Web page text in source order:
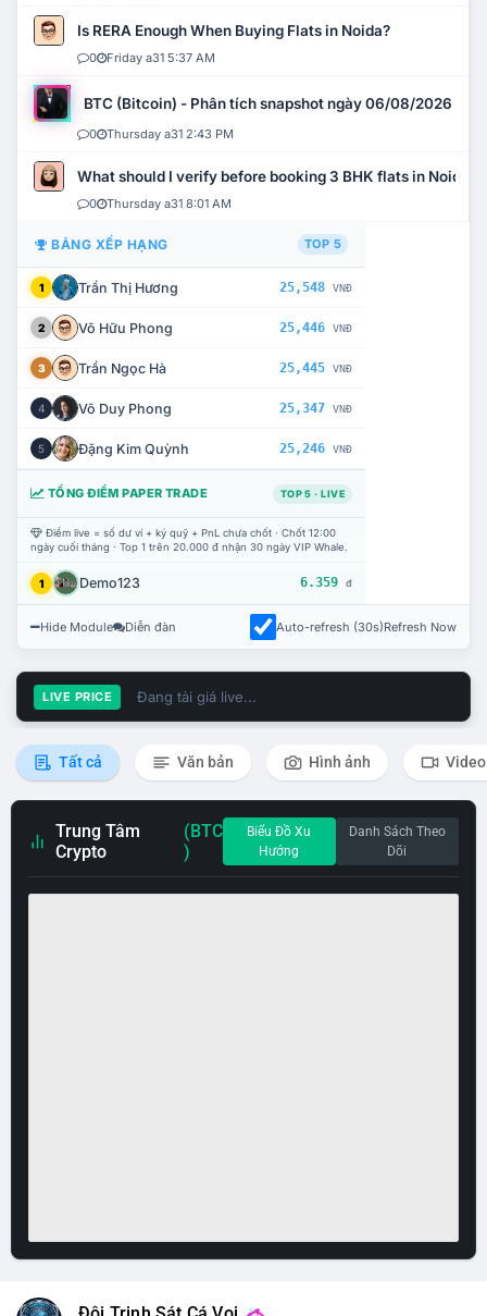
Is RERA Enough When Buying Flats in Noida?
0 Friday a31 5:37 AM
BTC (Bitcoin) - Phân tích snapshot ngày 06/08/2026
0 Thursday a31 2:43 PM
What should I verify before booking 3 BHK flats in Noida?
0 Thursday a31 8:01 AM
BẢNG XẾP HẠNG TOP 5
1 Trần Thị Hương 25,548 VNĐ
2 Võ Hữu Phong 25,446 VNĐ
3 Trần Ngọc Hà 25,445 VNĐ
4 Võ Duy Phong 25,347 VNĐ
5 Đặng Kim Quỳnh 25,246 VNĐ
TỔNG ĐIỂM PAPER TRADE TOP 5 · LIVE
Điểm live = số dư ví + ký quỹ + PnL chưa chốt · Chốt 12:00
ngày cuối tháng · Top 1 trên 20.000 đ nhận 30 ngày VIP Whale.
1 Demo123 6.359 đ
Hide Module Diễn đàn Auto-refresh (30s)Refresh Now
LIVE PRICE Đang tải giá live...
Tất cả Văn bản Hình ảnh Video
Trung Tâm
Crypto
(BTC
)
Biểu Đồ Xu
Hướng
Danh Sách Theo
Dõi